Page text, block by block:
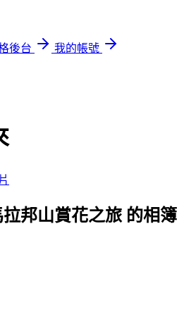
後台
我的帳號
拉邦山賞花之旅 的相簿